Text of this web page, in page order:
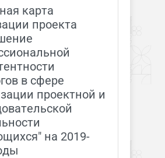
карта
проекта
в сфере
проектной и
на 2019-